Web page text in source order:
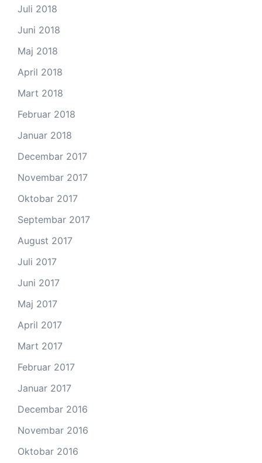
Juli 2018
Juni 2018
Maj 2018
April 2018
Mart 2018
Februar 2018
Januar 2018
Decembar 2017
Novembar 2017
Oktobar 2017
Septembar 2017
August 2017
Juli 2017
Juni 2017
Maj 2017
April 2017
Mart 2017
Februar 2017
Januar 2017
Decembar 2016
Novembar 2016
Oktobar 2016